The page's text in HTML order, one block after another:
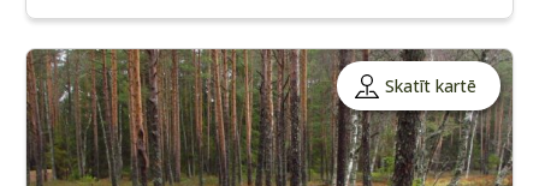
Skatīt kartē